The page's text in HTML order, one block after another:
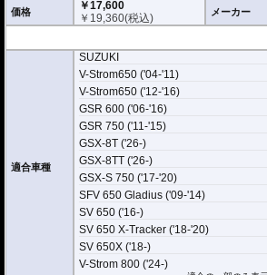
価格
￥17,600
￥ 19,360(税込) メーカー
適合車種
SUZUKI
V-Strom650 ('04-'11)
V-Strom650 ('12-'16)
GSR 600 ('06-'16)
GSR 750 ('11-'15)
GSX-8T ('26-)
GSX-8TT ('26-)
GSX-S 750 ('17-'20)
SFV 650 Gladius ('09-'14)
SV 650 ('16-)
SV 650 X-Tracker ('18-'20)
SV 650X ('18-)
V-Strom 800 ('24-)